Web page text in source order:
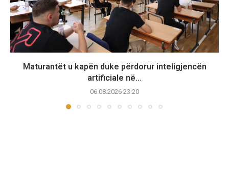
Maturantët u kapën duke përdorur inteligjencën
artificiale në...
06.08.2026 23:20